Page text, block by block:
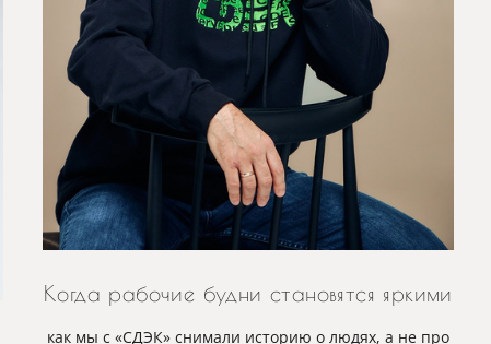
Когда рабочие будни становятся яркими
как мы с «СДЭК» снимали историю о людях, а не про